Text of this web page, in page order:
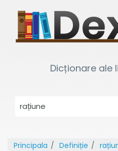
Dicționare ale
Principala Definiție